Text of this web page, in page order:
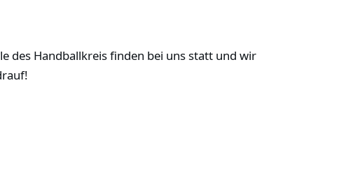
des Handballkreis finden bei uns statt und wir